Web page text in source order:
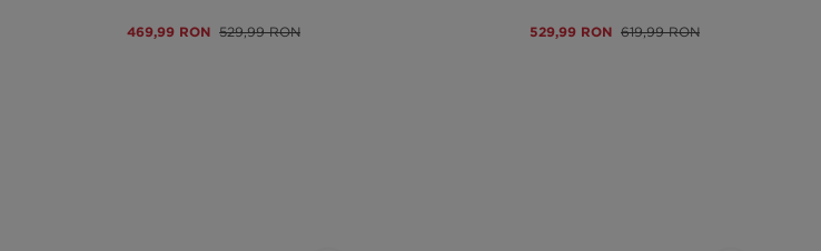
469,99 RON 529,99 RON 529,99 RON 619,99 RON